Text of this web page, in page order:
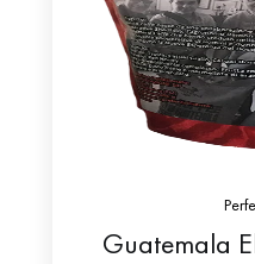
Guatemala